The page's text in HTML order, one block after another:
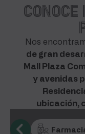
Nos
de gran
Mall Plaza
y avenidas
ubicación,